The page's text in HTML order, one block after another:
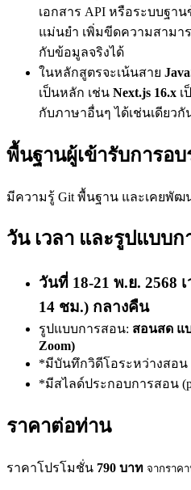
เอกสาร API หรือระบบฐา
แม่นยำ เพิ่มขีดความสามา
กับข้อมูลจริงได้
ในหลักสูตรจะเน้นสาย
เป็นหลัก เช่น Next.js 16.x เ
กับภาษาอื่นๆ ได้เช่นเดียวกั
พื้นฐานผู้เข้ารับการอบ
มีความรู้ Git พื้นฐาน และเคยพัฒน
วัน เวลา และรูปแบบก
วันที่ 18-21 พ.ย. 2568
14 ชม.) กลางคืน
รูปแบบการสอน: สอนสด แ
Zoom)
*มีบันทึกวิดีโอระหว่างสอ
*มีสไลด์ประกอบการสอน
ราคาต่อท่าน
ราคาโปรโมชั่น 790 บาท จากราค